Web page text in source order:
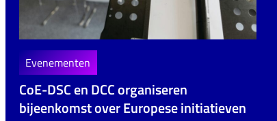
Evenementen
CoE-DSC en DCC organiseren
bijeenkomst over Europese initiatieven